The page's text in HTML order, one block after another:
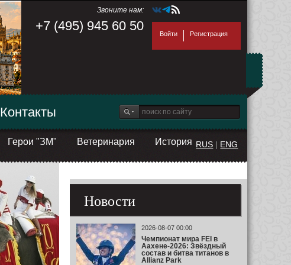
Звоните нам:
+7 (495) 945 60 50
Войти Регистрация
Герои "ЗМ" Ветеринария
История
Контакты
RUS | ENG
Новости
2026-08-07 00:00
Чемпионат мира FEI в
Аахене-2026: Звёздный
состав и битва титанов в
Allianz Park